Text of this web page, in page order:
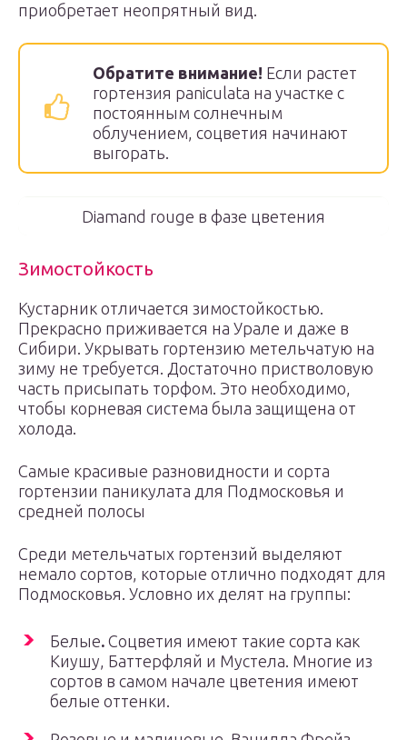
приобретает неопрятный вид.
Обратите внимание! Если растет
гортензия paniculata на участке с
постоянным солнечным
облучением, соцветия начинают
выгорать.
Diamand rouge в фазе цветения
Зимостойкость
Кустарник отличается зимостойкостью.
Прекрасно приживается на Урале и даже в
Сибири. Укрывать гортензию метельчатую на
зиму не требуется. Достаточно пристволовую
часть присыпать торфом. Это необходимо,
чтобы корневая система была защищена от
холода.
Самые красивые разновидности и сорта
гортензии паникулата для Подмосковья и
средней полосы
Среди метельчатых гортензий выделяют
немало сортов, которые отлично подходят для
Подмосковья. Условно их делят на группы:
Белые. Соцветия имеют такие сорта как
Киушу, Баттерфляй и Мустела. Многие из
сортов в самом начале цветения имеют
белые оттенки.